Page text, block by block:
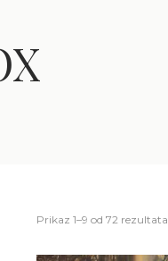
Prikaz 1–9 od 72 rezultata